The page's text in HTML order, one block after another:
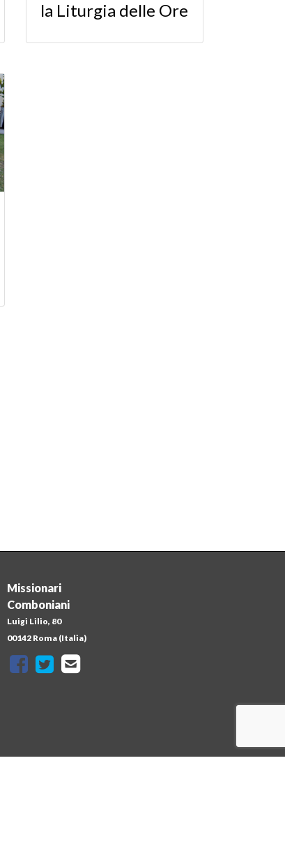
la Liturgia delle Ore
Missionari
Comboniani
Luigi Lilio, 80
00142 Roma (Italia)